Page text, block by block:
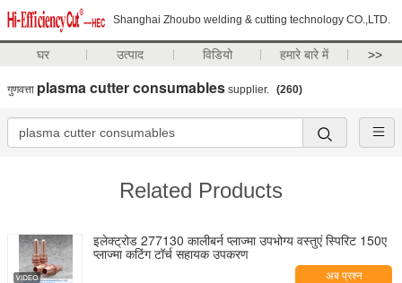
Shanghai Zhoubo welding & cutting technology CO.,LTD.
घर उत्पाद विडियो हमारे बारे में >>
गुणवत्ता plasma cutter consumables supplier. (260)
Related Products
इलेक्ट्रोड 277130 कालीबर्न प्लाज्मा उपभोग्य वस्तुएं स्पिरिट 150ए
प्लाज्मा कटिंग टॉर्च सहायक उपकरण
अब प्रश्न